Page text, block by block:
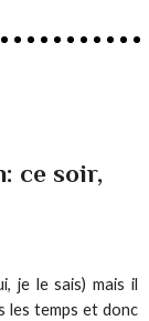
ce soir,
je le sais) mais il
les temps et donc